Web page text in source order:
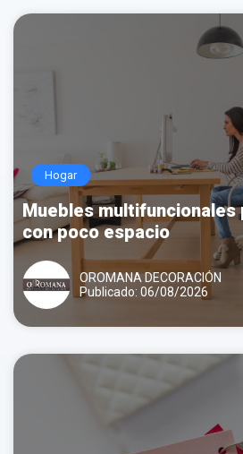
Hogar
Muebles multifuncionales
con poco espacio
OROMANA DECORACIÓN
Publicado: 06/08/2026